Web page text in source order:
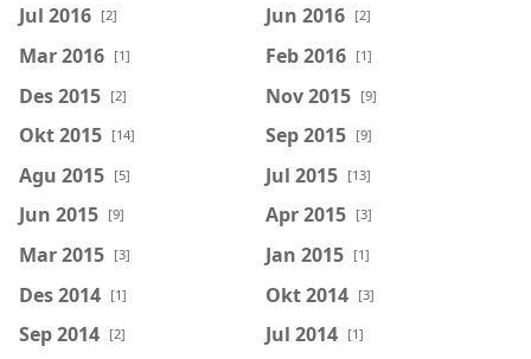
Jul 2016 [2] Jun 2016 [2]
Mar 2016 [1] Feb 2016 [1]
Des 2015 [2] Nov 2015 [9]
Okt 2015 [14] Sep 2015 [9]
Agu 2015 [5] Jul 2015 [13]
Jun 2015 [9] Apr 2015 [3]
Mar 2015 [3] Jan 2015 [1]
Des 2014 [1] Okt 2014 [3]
Sep 2014 [2] Jul 2014 [1]